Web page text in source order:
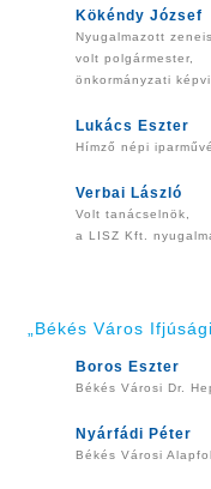
Kökéndy József
Nyugalmazott
volt polgármester,
önkormányzati
Lukács Eszter
Hímző népi
Verbai László
Volt tanácselnök,
a LISZ Kft.
„Békés Város
Boros Eszter
Békés Városi Dr.
Nyárfádi Péter
Békés Városi